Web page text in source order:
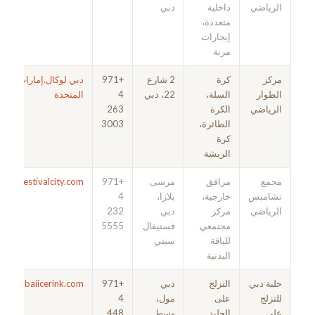
الرياضي
داخلية
متعددة،
إيجارات
مرنة
دبي
مركز
الطوار
الرياضي
كرة
السلة،
الكرة
الطائرة،
كرة
الريشة
2 شارع
22، دبي
+971
4
263
3003
دبي لوكال.إمارات
المتحدة
مجمع
تشامبس
الرياضي
مرافق
خارجية،
مركز
مجتمعي
للياقة
البدنية
مرسى
بلازا،
دبي
فستيفال
سيتي
+971
4
232
5555
حلبة دبي
للتزلج
على
التزلج
على
الجليد
دبي
مول،
وسط
+971
4
448
dubaiicerink.com